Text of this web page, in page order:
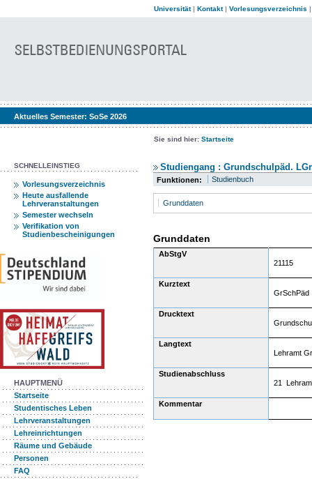
Universität| Kontakt| Vorlesungsverzeichnis
Aktuelles Semester: SoSe 2026
Sie sind hier: Startseite
SCHNELLEINSTIEG
Vorlesungsverzeichnis
Heute ausfallende
Lehrveranstaltungen
Semester wechseln
Verifikation von
Studienbescheinigungen
HAUPTMENÜ
Startseite
Studentisches Leben
Lehrveranstaltungen
Lehreinrichtungen
Räume und Gebäude
Personen
FAQ
Studiengang : Grundschulpäd.
Funktionen: Studienbuch
Grunddaten
Grunddaten
AbStgV
21115
Kurztext
GrSchPäd
Drucktext
Langtext
Lehramt
Studienabschluss
21
Kommentar